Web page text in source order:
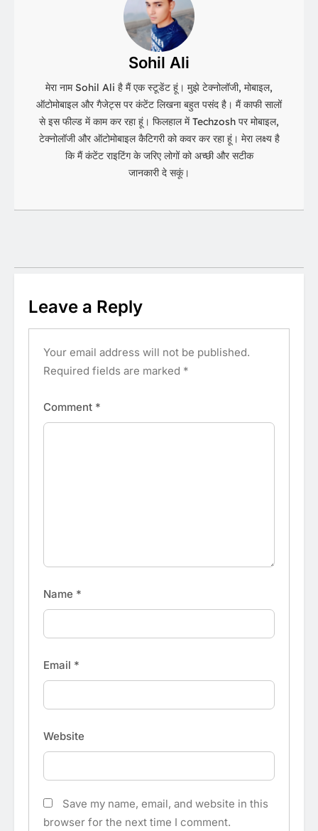
Sohil Ali
मेरा नाम Sohil Ali है मैं एक स्टूडेंट हूं। मुझे टेक्नोलॉजी, मोबाइल,
ऑटोमोबाइल और गैजेट्स पर कंटेंट लिखना बहुत पसंद है। मैं काफी सालों
से इस फील्ड में काम कर रहा हूं। फिलहाल में Techzosh पर मोबाइल,
टेक्नोलॉजी और ऑटोमोबाइल कैटिगरी को कवर कर रहा हूं। मेरा लक्ष्य है
कि मैं कंटेंट राइटिंग के जरिए लोगों को अच्छी और सटीक
जानकारी दे सकूं।
Leave a Reply
Your email address will not be published.
Required fields are marked *
Comment *
Name *
Email *
Website
Save my name, email, and website in this
browser for the next time I comment.